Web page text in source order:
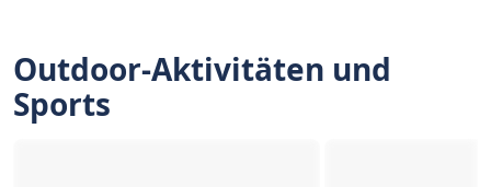
Outdoor-Aktivitäten und
Sports